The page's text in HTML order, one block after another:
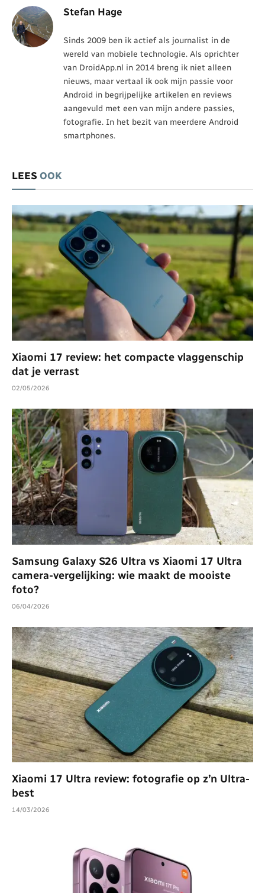
Stefan Hage
Sinds 2009 ben ik actief als journalist in de
wereld van mobiele technologie. Als oprichter
van DroidApp.nl in 2014 breng ik niet alleen
nieuws, maar vertaal ik ook mijn passie voor
Android in begrijpelijke artikelen en reviews
aangevuld met een van mijn andere passies,
fotografie. In het bezit van meerdere Android
smartphones.
LEES OOK
Xiaomi 17 review: het compacte vlaggenschip
dat je verrast
02/05/2026
Samsung Galaxy S26 Ultra vs Xiaomi 17 Ultra
camera-vergelijking: wie maakt de mooiste
foto?
06/04/2026
Xiaomi 17 Ultra review: fotografie op z’n Ultra-
best
14/03/2026